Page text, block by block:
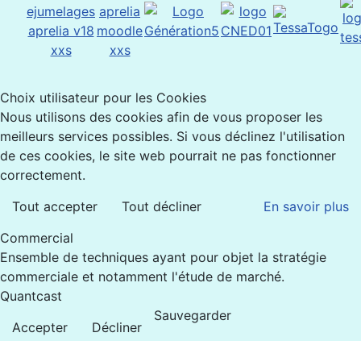
Choix utilisateur pour les Cookies
Nous utilisons des cookies afin de vous proposer les
meilleurs services possibles. Si vous déclinez l'utilisation
de ces cookies, le site web pourrait ne pas fonctionner
correctement.
Tout accepter
Tout décliner
En savoir plus
Commercial
Ensemble de techniques ayant pour objet la stratégie
commerciale et notamment l'étude de marché.
Quantcast
Accepter
Décliner
Sauvegarder